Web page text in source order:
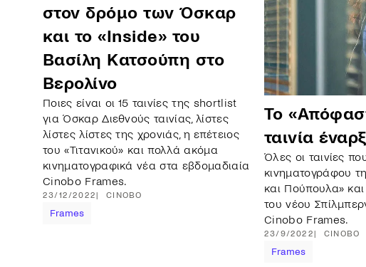
στον δρόμο των Όσκαρ
και το «Inside» του
Βασίλη Κατσούπη στο
Βερολίνο
Ποιες είναι οι 15 ταινίες της shortlist
για Όσκαρ Διεθνούς ταινίας, λίστες
λίστες λίστες της χρονιάς, η επέτειος
του «Τιτανικού» και πολλά ακόμα
κινηματογραφικά νέα στα εβδομαδιαία
Cinobo Frames.
23/12/2022 CINOBO
Frames
To
ταινία
Όλες οι ταινίες
κινηματογράφου
και Πούπουλα»
του νέου
Cinobo Frames.
23/9/2022 CINOBO
Frames